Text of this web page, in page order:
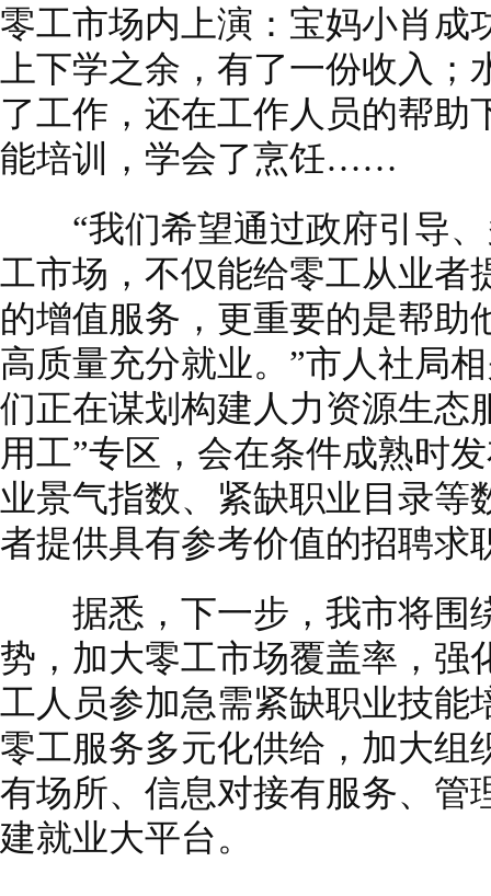
零工市场内上演：宝妈小肖成
上下学之余，有了一份收入
了工作，还在工作人员的帮助
能培训，学会了烹饪……
“我们希望通过政府引导、
工市场，不仅能给零工从业者
的增值服务，更重要的是帮助
高质量充分就业。”市人社局
们正在谋划构建人力资源生态
用工”专区，会在条件成熟时
业景气指数、紧缺职业目录等
者提供具有参考价值的招聘求
据悉，下一步，我市将围
势，加大零工市场覆盖率，强
工人员参加急需紧缺职业技能
零工服务多元化供给，加大组
有场所、信息对接有服务、管
建就业大平台。